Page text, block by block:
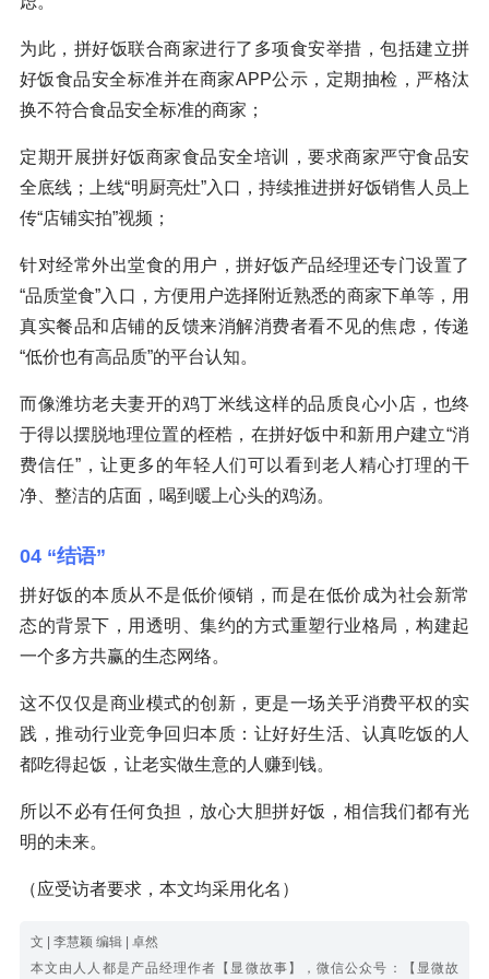
为此，拼好饭联合商家进行了多项食安举措，包括建立拼
好饭食品安全标准并在商家APP公示，定期抽检，严格汰
换不符合食品安全标准的商家；
定期开展拼好饭商家食品安全培训，要求商家严守食品安
全底线；上线“明厨亮灶”入口，持续推进拼好饭销售人员上
传“店铺实拍”视频；
针对经常外出堂食的用户，拼好饭产品经理还专门设置了
“品质堂食”入口，方便用户选择附近熟悉的商家下单等，用
真实餐品和店铺的反馈来消解消费者看不见的焦虑，传递
“低价也有高品质”的平台认知。
而像潍坊老夫妻开的鸡丁米线这样的品质良心小店，也终
于得以摆脱地理位置的桎梏，在拼好饭中和新用户建立“消
费信任”，让更多的年轻人们可以看到老人精心打理的干
净、整洁的店面，喝到暖上心头的鸡汤。
04 “结语”
拼好饭的本质从不是低价倾销，而是在低价成为社会新常
态的背景下，用透明、集约的方式重塑行业格局，构建起
一个多方共赢的生态网络。
这不仅仅是商业模式的创新，更是一场关乎消费平权的实
践，推动行业竞争回归本质：让好好生活、认真吃饭的人
都吃得起饭，让老实做生意的人赚到钱。
所以不必有任何负担，放心大胆拼好饭，相信我们都有光
明的未来。
（应受访者要求，本文均采用化名）
文 | 李慧颖 编辑 | 卓然
本文由人人都是产品经理作者【显微故事】，微信公众号：【显微故